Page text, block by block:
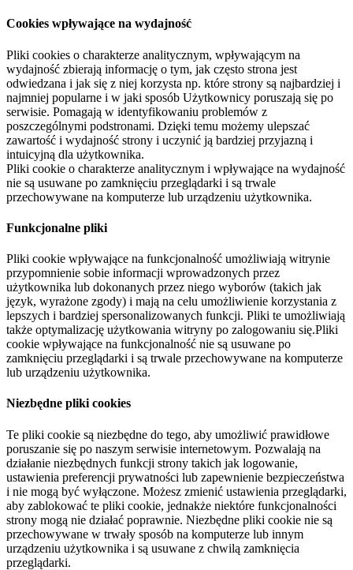
Cookies wpływające na wydajność
Pliki cookies o charakterze analitycznym, wpływającym na
wydajność zbierają informację o tym, jak często strona jest
odwiedzana i jak się z niej korzysta np. które strony są najbardziej i
najmniej popularne i w jaki sposób Użytkownicy poruszają się po
serwisie. Pomagają w identyfikowaniu problemów z
poszczególnymi podstronami. Dzięki temu możemy ulepszać
zawartość i wydajność strony i uczynić ją bardziej przyjazną i
intuicyjną dla użytkownika.
Pliki cookie o charakterze analitycznym i wpływające na wydajność
nie są usuwane po zamknięciu przeglądarki i są trwale
przechowywane na komputerze lub urządzeniu użytkownika.
Funkcjonalne pliki
Pliki cookie wpływające na funkcjonalność umożliwiają witrynie
przypomnienie sobie informacji wprowadzonych przez
użytkownika lub dokonanych przez niego wyborów (takich jak
język, wyrażone zgody) i mają na celu umożliwienie korzystania z
lepszych i bardziej spersonalizowanych funkcji. Pliki te umożliwiają
także optymalizację użytkowania witryny po zalogowaniu się.Pliki
cookie wpływające na funkcjonalność nie są usuwane po
zamknięciu przeglądarki i są trwale przechowywane na komputerze
lub urządzeniu użytkownika.
Niezbędne pliki cookies
Te pliki cookie są niezbędne do tego, aby umożliwić prawidłowe
poruszanie się po naszym serwisie internetowym. Pozwalają na
działanie niezbędnych funkcji strony takich jak logowanie,
ustawienia preferencji prywatności lub zapewnienie bezpieczeństwa
i nie mogą być wyłączone. Możesz zmienić ustawienia przeglądarki,
aby zablokować te pliki cookie, jednakże niektóre funkcjonalności
strony mogą nie działać poprawnie. Niezbędne pliki cookie nie są
przechowywane w trwały sposób na komputerze lub innym
urządzeniu użytkownika i są usuwane z chwilą zamknięcia
przeglądarki.